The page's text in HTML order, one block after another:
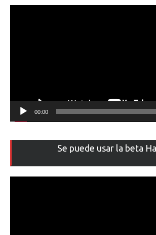
00:00
Se puede usar la beta